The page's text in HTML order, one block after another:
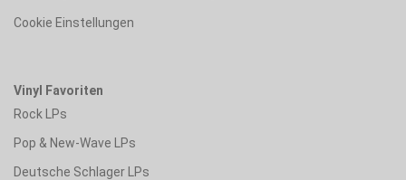
Cookie Einstellungen
Vinyl Favoriten
Rock LPs
Pop & New-Wave LPs
Deutsche Schlager LPs